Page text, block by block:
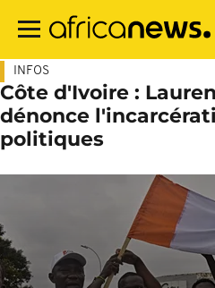
contenu
INFOS
Côte d'Ivoire :
dénonce
politiques